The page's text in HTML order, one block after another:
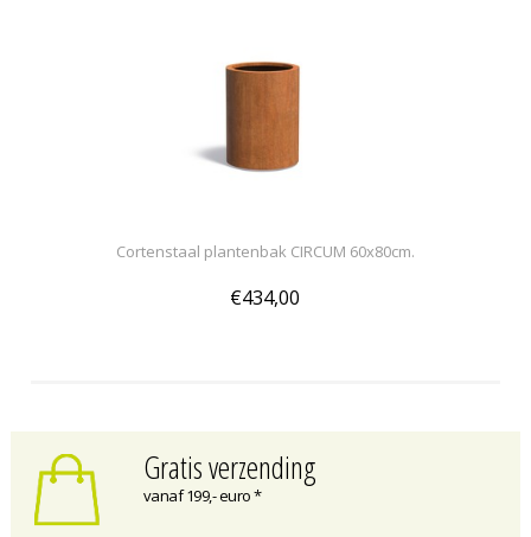
Cortenstaal plantenbak CIRCUM 60x80cm.
€434,00
Gratis verzending
vanaf 199,- euro *